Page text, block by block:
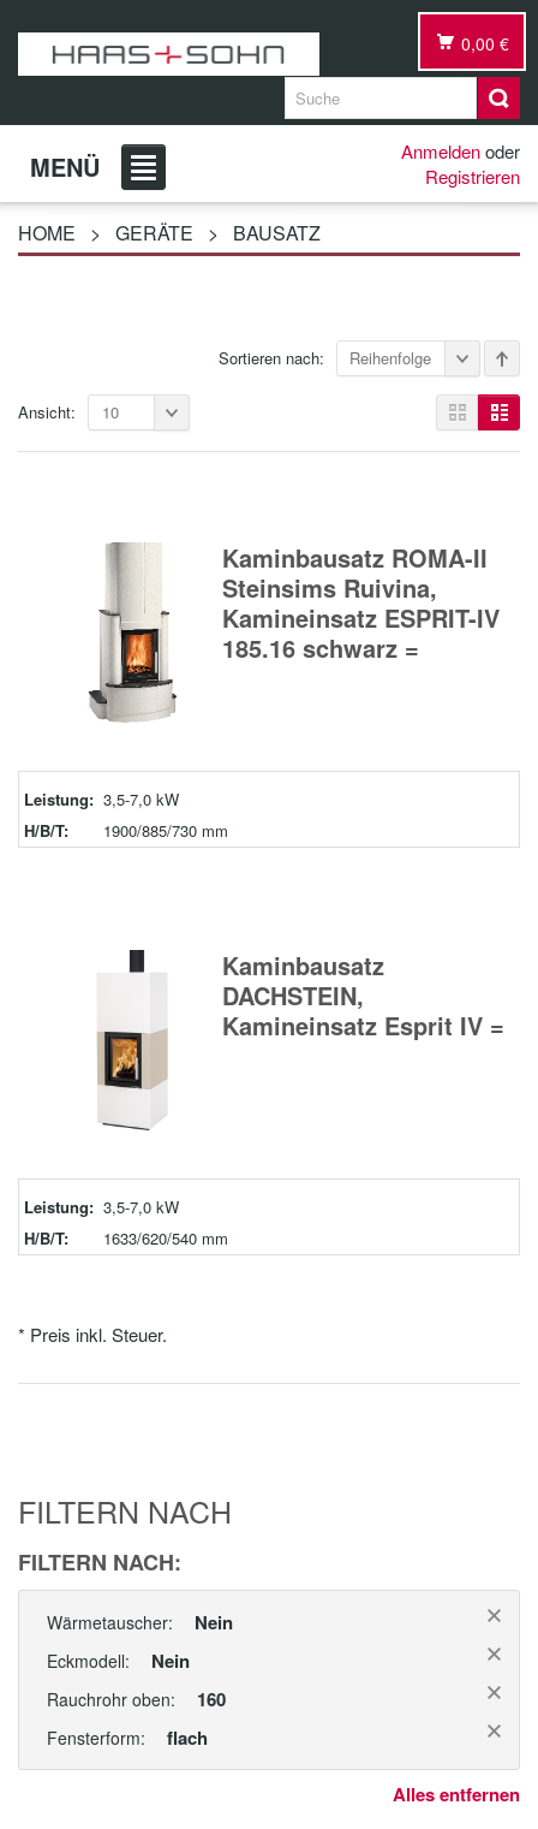
0,00 €
MENÜ Anmeldenoder
Registrieren
HOME > GERÄTE > BAUSATZ
Sortieren nach: Reihenfolge
Ansicht: 10
Kaminbausatz ROMA-II
Steinsims Ruivina,
Kamineinsatz ESPRIT-IV
185.16 schwarz =
Leistung: 3,5-7,0 kW
H/B/T:
1900/885/730 mm
Kaminbausatz
DACHSTEIN,
Kamineinsatz Esprit IV =
Leistung: 3,5-7,0 kW
H/B/T:
1633/620/540 mm
* Preis inkl. Steuer.
FILTERN NACH
FILTERN NACH:
Wärmetauscher: Nein
Eckmodell: Nein
Rauchrohr oben: 160
Fensterform: flach
Alles entfernen